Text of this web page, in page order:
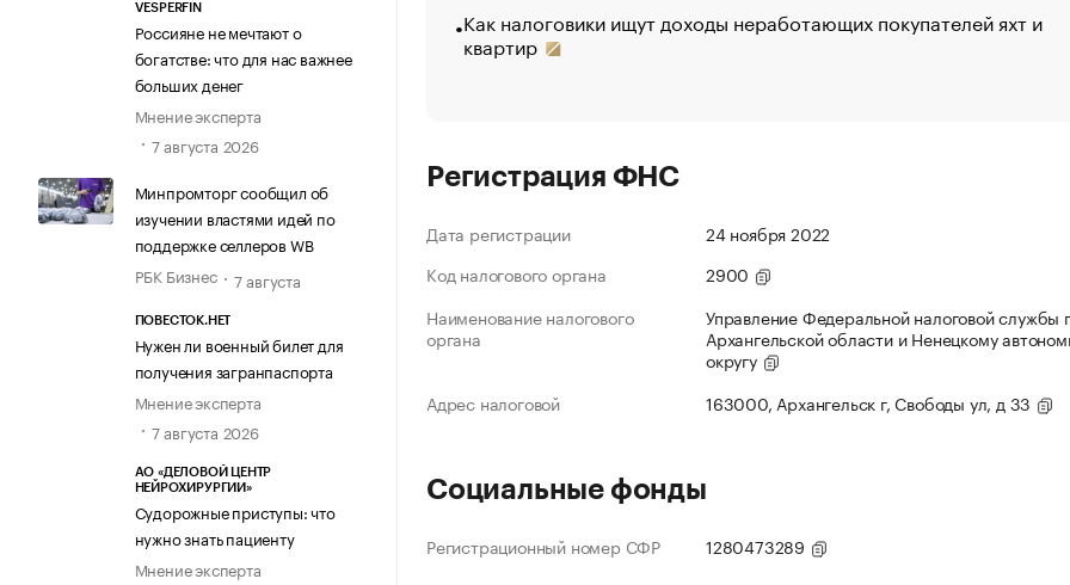
VESPERFIN
Россияне не мечтают о
богатстве: что для нас важнее
больших денег
Мнение эксперта
7 августа 2026
Минпромторг сообщил об
изучении властями идей по
поддержке селлеров WB
РБК Бизнес
7 августа
ПОВЕСТОК.НЕТ
Нужен ли военный билет для
получения загранпаспорта
Мнение эксперта
7 августа 2026
АО «ДЕЛОВОЙ ЦЕНТР
НЕЙРОХИРУРГИИ»
Судорожные приступы: что
нужно знать пациенту
Мнение эксперта
Как налоговики ищут доходы неработающих покупателей яхт и
квартир
Регистрация ФНС
Дата регистрации
24 ноября 2022
Код налогового органа
2900
Наименование налогового
органа
Управление Федеральной налоговой службы
Архангельской области и Ненецкому
округу
Адрес налоговой
163000, Архангельск г, Свободы ул, д 33
Социальные фонды
Регистрационный номер СФР 1280473289